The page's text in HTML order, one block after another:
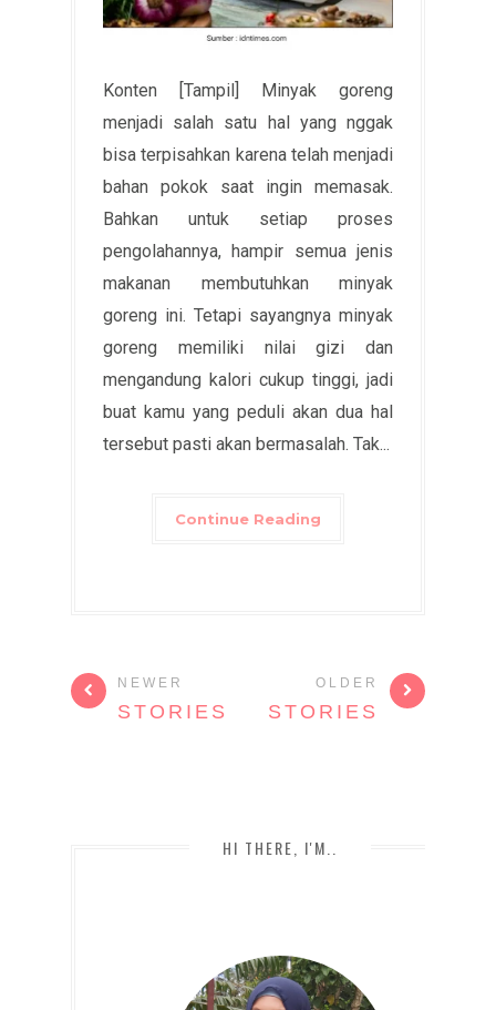
Konten [Tampil] Minyak goreng
menjadi salah satu hal yang nggak
bisa terpisahkan karena telah menjadi
bahan pokok saat ingin memasak.
Bahkan untuk setiap proses
pengolahannya, hampir semua jenis
makanan membutuhkan minyak
goreng ini. Tetapi sayangnya minyak
goreng memiliki nilai gizi dan
mengandung kalori cukup tinggi, jadi
buat kamu yang peduli akan dua hal
tersebut pasti akan bermasalah. Tak...
Continue Reading
NEWER
STORIES
OLDER
STORIES
HI THERE, I'M..